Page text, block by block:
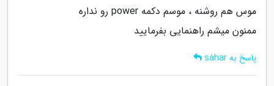
موس هم روشنه ، موسم دکمه power رو نداره
ممنون میشم راهنمایی بفرمایید
پاسخ به sahar